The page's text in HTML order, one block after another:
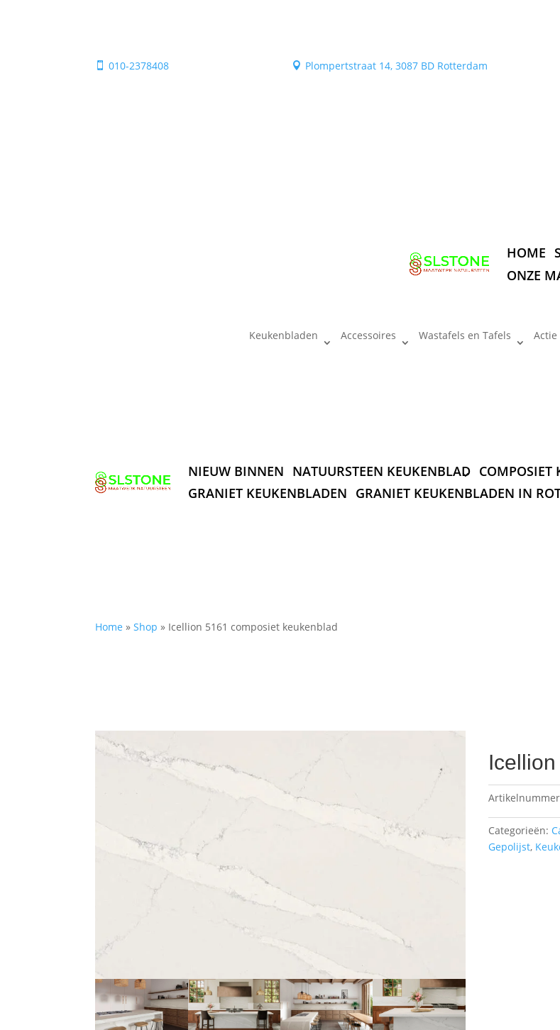
 010-2378408  Plompertstraat 14, 3087 BD Rotterdam
HOME
ONZE
Keukenbladen Accessoires Wastafels en Tafels Actie
NIEUW BINNEN NATUURSTEEN KEUKENBLAD COMPOSIET
GRANIET KEUKENBLADEN GRANIET KEUKENBLADEN IN
Home »Shop » Icellion 5161 composiet keukenblad
Categorieën:
Gepolijst,